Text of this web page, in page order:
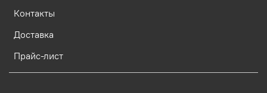
Контакты
Доставка
Прайс-лист